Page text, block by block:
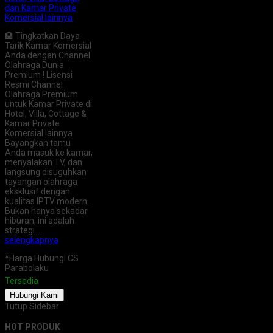
dan Kamar Private
Komersial lainnya
🏨 Tingkatkan Daya
Tarik Kamar Komersial
Anda dengan Channel
Olahraga Dunia
Premium ! Lisensi
Resmi Channel
Olahraga Premium
untuk Kamar Private di
Hotel, Villa, Cottage &
Kamar Private
Komersial lainnya
Bayangkan tamu
Anda masuk ke kamar,
menyalakan TV, dan
langsung disuguhkan
tayangan olahraga
eksklusif dengan
kualitas IPTV modern.
Bukan hanya sekadar
hiburan, ini adalah
strategi…
selengkapnya
*Harga Hubungi CS
Parabolaku
Tersedia
Hubungi Kami
Tutup Sidebar
HOT PRODUK